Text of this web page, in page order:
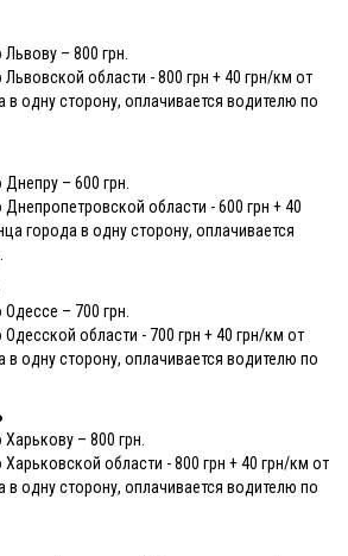
Львову – 800 грн.
Львовской области - 800 грн + 40 грн/км от
в одну сторону, оплачивается водителю по
– 600 грн.
Днепропетровской области - 600 грн + 40
города в одну сторону, оплачивается
– 700 грн.
Одесской области - 700 грн + 40 грн/км от
в одну сторону, оплачивается водителю по
Харькову – 800 грн.
Харьковской области - 800 грн + 40 грн/км от
в одну сторону, оплачивается водителю по